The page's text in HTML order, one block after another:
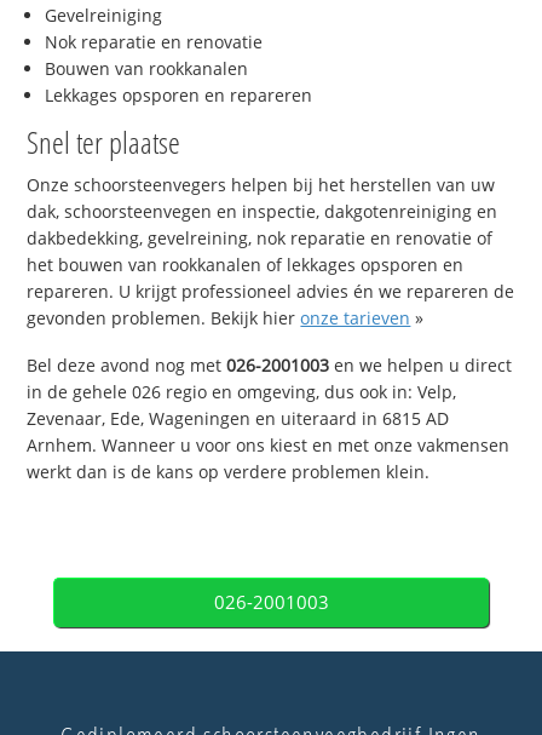
Gevelreiniging
Nok reparatie en renovatie
Bouwen van rookkanalen
Lekkages opsporen en repareren
Snel ter plaatse
Onze schoorsteenvegers helpen bij het herstellen van uw
dak, schoorsteenvegen en inspectie, dakgotenreiniging en
dakbedekking, gevelreining, nok reparatie en renovatie of
het bouwen van rookkanalen of lekkages opsporen en
repareren. U krijgt professioneel advies én we repareren de
gevonden problemen. Bekijk hieronze tarieven »
Bel deze avond nog met026-2001003 en we helpen u direct
in de gehele 026 regio en omgeving, dus ook in: Velp,
Zevenaar, Ede, Wageningen en uiteraard in 6815 AD
Arnhem. Wanneer u voor ons kiest en met onze vakmensen
werkt dan is de kans op verdere problemen klein.
026-2001003